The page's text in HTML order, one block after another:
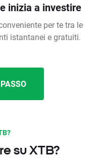
inizia a investire
per te tra le
istantanei e gratuiti.
su XTB?